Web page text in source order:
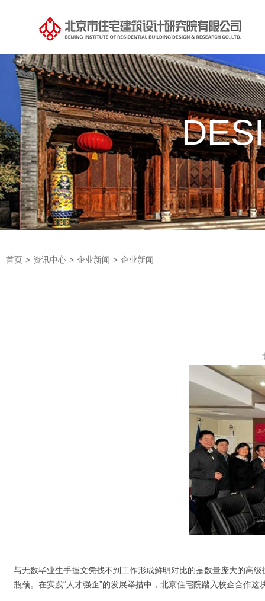
首页 > 资讯中心 > 企业新闻 > 企业新闻
与无数毕业生手握文凭找不到工作形成鲜明对比的是数量庞大的高
瓶颈。在实践“人才强企”的发展举措中，北京住宅院踏入校企合作